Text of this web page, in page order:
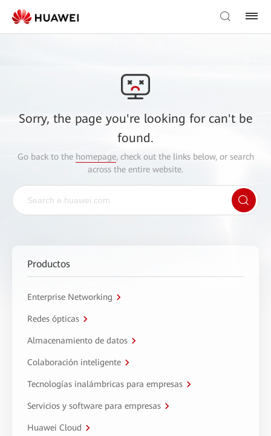
Sorry, the page you're looking for can't be
found.
Go back to the homepage, check out the links below, or search
across the entire website.
Productos
Enterprise Networking
Redes ópticas
Almacenamiento de datos
Colaboración inteligente
Tecnologías inalámbricas para empresas
Servicios y software para empresas
Huawei Cloud